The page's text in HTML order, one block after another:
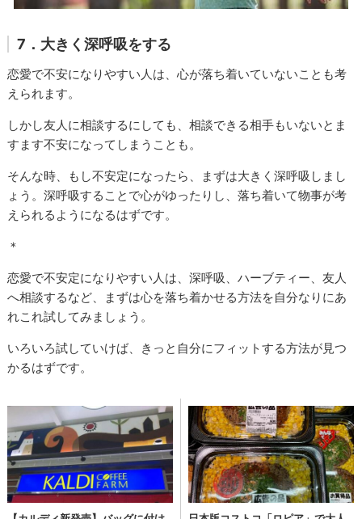
7．大きく深呼吸をする
恋愛で不安になりやすい人は、心が落ち着いていないことも考
えられます。
しかし友人に相談するにしても、相談できる相手もいないとま
すます不安になってしまうことも。
そんな時、もし不安定になったら、まずは大きく深呼吸しまし
ょう。深呼吸することで心がゆったりし、落ち着いて物事が考
えられるようになるはずです。
＊
恋愛で不安定になりやすい人は、深呼吸、ハーブティー、友人
へ相談するなど、まずは心を落ち着かせる方法を自分なりにあ
れこれ試してみましょう。
いろいろ試していけば、きっと自分にフィットする方法が見つ
かるはずです。